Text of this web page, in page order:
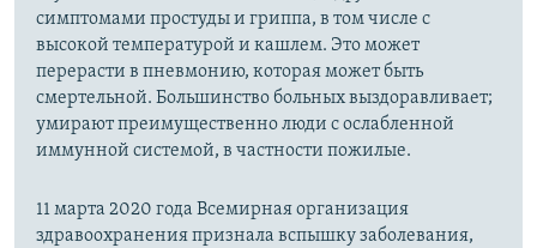
симптомами простуды и гриппа, в том числе с
высокой температурой и кашлем. Это может
перерасти в пневмонию, которая может быть
смертельной. Большинство больных выздоравливает;
умирают преимущественно люди с ослабленной
иммунной системой, в частности пожилые.
11 марта 2020 года Всемирная организация
здравоохранения признала вспышку заболевания,